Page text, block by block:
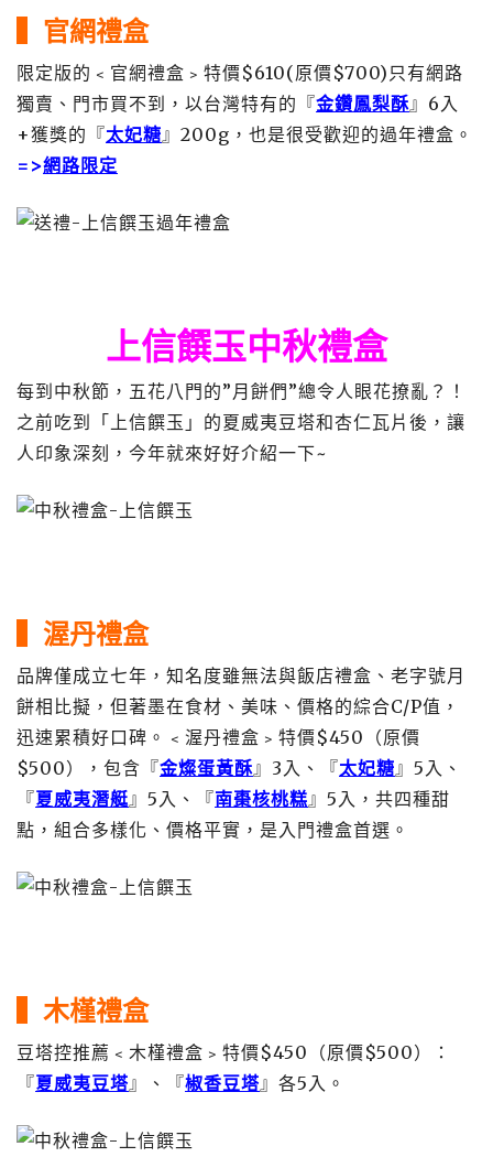
▍官網禮盒
限定版的﹤官網禮盒﹥特價$610(原價$700)只有網路
獨賣、門市買不到，以台灣特有的『金鑽鳳梨酥』6入
+獲獎的『太妃糖』200g，也是很受歡迎的過年禮盒。
=>網路限定
上信饌玉中秋禮盒
每到中秋節，五花八門的”月餅們”總令人眼花撩亂？！
之前吃到「上信饌玉」的夏威夷豆塔和杏仁瓦片後，讓
人印象深刻，今年就來好好介紹一下~
▍渥丹禮盒
品牌僅成立七年，知名度雖無法與飯店禮盒、老字號月
餅相比擬，但著墨在食材、美味、價格的綜合C/P值，
迅速累積好口碑。﹤渥丹禮盒﹥特價$450（原價
$500），包含『金燦蛋黃酥』3入、『太妃糖』5入、
『夏威夷潛艇』5入、『南棗核桃糕』5入，共四種甜
點，組合多樣化、價格平實，是入門禮盒首選。
▍木槿禮盒
豆塔控推薦﹤木槿禮盒﹥特價$450（原價$500）：
『夏威夷豆塔』、『椒香豆塔』各5入。